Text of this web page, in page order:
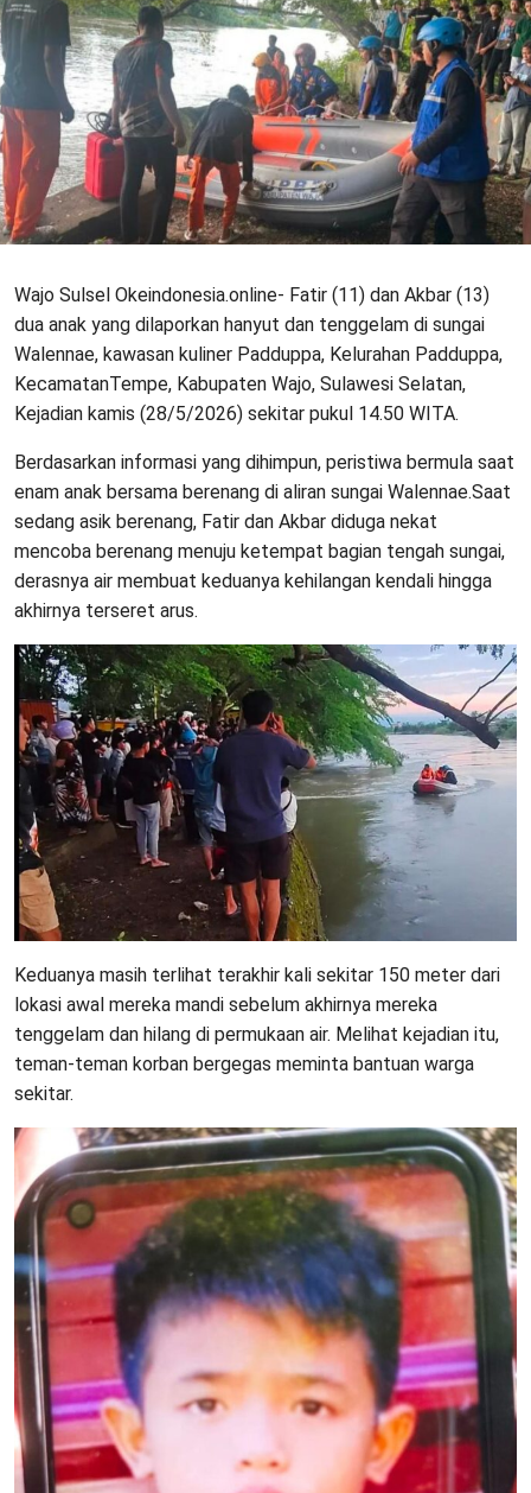
Wajo Sulsel Okeindonesia.online- Fatir (11) dan Akbar (13)
dua anak yang dilaporkan hanyut dan tenggelam di sungai
Walennae, kawasan kuliner Padduppa, Kelurahan Padduppa,
KecamatanTempe, Kabupaten Wajo, Sulawesi Selatan,
Kejadian kamis (28/5/2026) sekitar pukul 14.50 WITA.
Berdasarkan informasi yang dihimpun, peristiwa bermula saat
enam anak bersama berenang di aliran sungai Walennae.Saat
sedang asik berenang, Fatir dan Akbar diduga nekat
mencoba berenang menuju ketempat bagian tengah sungai,
derasnya air membuat keduanya kehilangan kendali hingga
akhirnya terseret arus.
Keduanya masih terlihat terakhir kali sekitar 150 meter dari
lokasi awal mereka mandi sebelum akhirnya mereka
tenggelam dan hilang di permukaan air. Melihat kejadian itu,
teman-teman korban bergegas meminta bantuan warga
sekitar.